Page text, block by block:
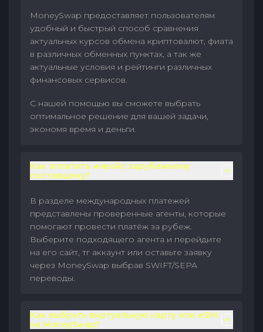
MoneySwap предоставляет пользователям
удобный и быстрый способ сравнения
актуальных курсов обмена криптовалют, фиата
в различных обменных пунктах, а так же
актуальные условия и рейтинги различных
финансовых сервисов.
С нашей помощью вы сможете выбрать
оптимальное решение для вашей задачи,
экономя время и деньги.
Как оплатить инвойс зарубежному
поставщику?
В разделе международных платежей
представлены проверенные агенты, которые
помогают провести платёж за рубеж.
Выберите подходящего агента и перейдите
на его сайт, тг аккаунт или оставьте заявку
через MoneySwap выбрав SWIFT/SEPA
переводы.
Как выбрать виртуальную карту или eSIM
на MoneySwap?